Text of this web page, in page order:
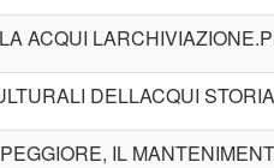
ACQUI
DELLACQUI
IL